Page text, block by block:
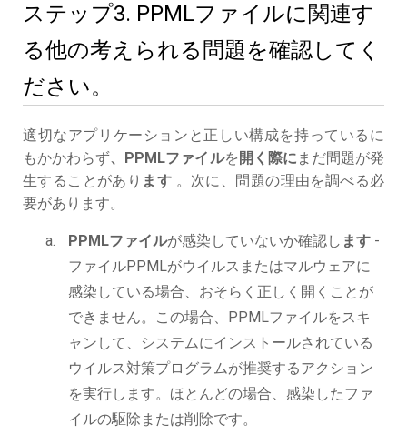
ステップ3. PPMLファイルに関連す
る他の考えられる問題を確認してく
ださい。
適切なアプリケーションと正しい構成を持っているに
もかかわらず、PPMLファイルを 開く際に まだ問題が発
生することがあり ます 。次に、問題の理由を調べる必
要があります。
PPMLファイルが感染していないか確認し ます -
ファイルPPMLがウイルスまたはマルウェアに
感染している場合、おそらく正しく開くことが
できません。この場合、PPMLファイルをスキ
ャンして、システムにインストールされている
ウイルス対策プログラムが推奨するアクション
を実行します。ほとんどの場合、感染したファ
イルの駆除または削除です。